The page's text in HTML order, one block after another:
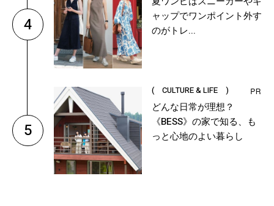
4
ャップでワンポイント外す
のがトレ...
5
( CULTURE & LIFE )
どんな日常が理想？
《BESS》の家で知る、も
っと心地のよい暮らし